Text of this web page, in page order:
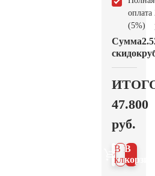
оплата
(5%)
Сумма
скидок
47.800
руб.
В
В 1
клик